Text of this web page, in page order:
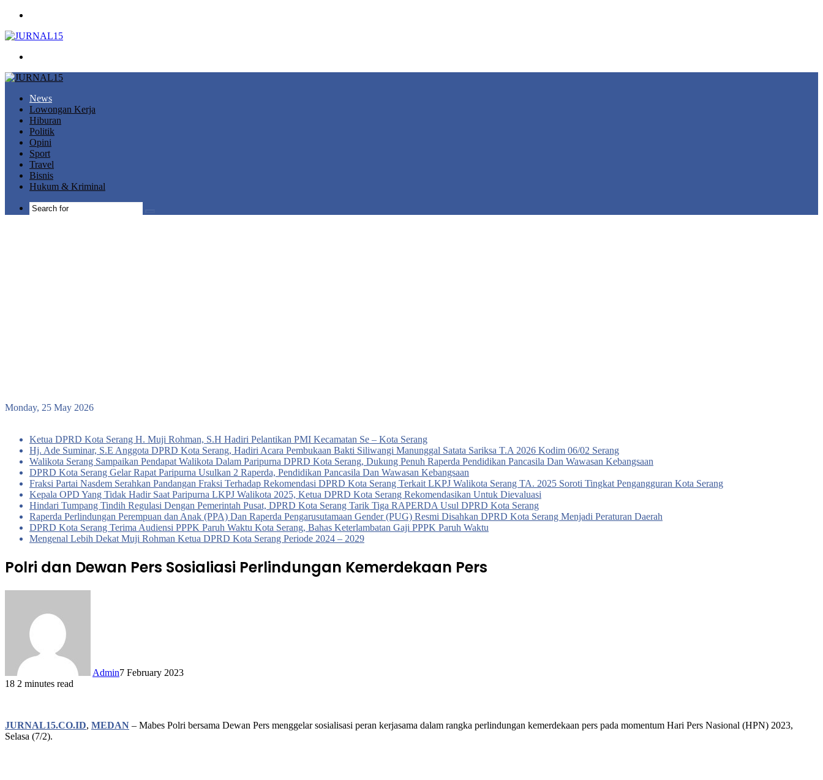
News
Lowongan Kerja
Hiburan
Politik
Opini
Sport
Travel
Bisnis
Hukum & Kriminal
Search
Monday, 25 May 2026
Ketua DPRD Kota Serang H. Muji Rohman, S.H Hadiri Pelantikan PMI Kecamatan Se – Kota Serang
Hj. Ade Suminar, S.E Anggota DPRD Kota Serang, Hadiri Acara Pembukaan Bakti Siliwangi Manunggal Satata Sariksa T.A 2026 Kodim 06/02 Serang
Walikota Serang Sampaikan Pendapat Walikota Dalam Paripurna DPRD Kota Serang, Dukung Penuh Raperda Pendidikan Pancasila Dan Wawasan Kebangsaan
DPRD Kota Serang Gelar Rapat Paripurna Usulkan 2 Raperda, Pendidikan Pancasila Dan Wawasan Kebangsaan
Fraksi Partai Nasdem Serahkan Pandangan Fraksi Terhadap Rekomendasi DPRD Kota Serang Terkait LKPJ Walikota Serang TA. 2025 Soroti Tingkat Pengangguran Kota Serang
Kepala OPD Yang Tidak Hadir Saat Paripurna LKPJ Walikota 2025, Ketua DPRD Kota Serang Rekomendasikan Untuk Dievaluasi
Hindari Tumpang Tindih Regulasi Dengan Pemerintah Pusat, DPRD Kota Serang Tarik Tiga RAPERDA Usul DPRD Kota Serang
Raperda Perlindungan Perempuan dan Anak (PPA) Dan Raperda Pengarusutamaan Gender (PUG) Resmi Disahkan DPRD Kota Serang Menjadi Peraturan Daerah
DPRD Kota Serang Terima Audiensi PPPK Paruh Waktu Kota Serang, Bahas Keterlambatan Gaji PPPK Paruh Waktu
Mengenal Lebih Dekat Muji Rohman Ketua DPRD Kota Serang Periode 2024 – 2029
Polri dan Dewan Pers Sosialiasi Perlindungan Kemerdekaan Pers
Admin7 February 2023
18 2 minutes read
JURNAL15.CO.ID, MEDAN – Mabes Polri bersama Dewan Pers menggelar sosialisasi peran kerjasama dalam rangka perlindungan kemerdekaan pers pada momentum Hari Pers Nasional (HPN) 2023,
Selasa (7/2).